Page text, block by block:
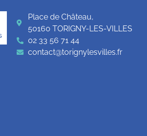
Place de Château,
50160 TORIGNY-LES-VILLES
02 33 56 71 44
contact@torignylesvilles.fr